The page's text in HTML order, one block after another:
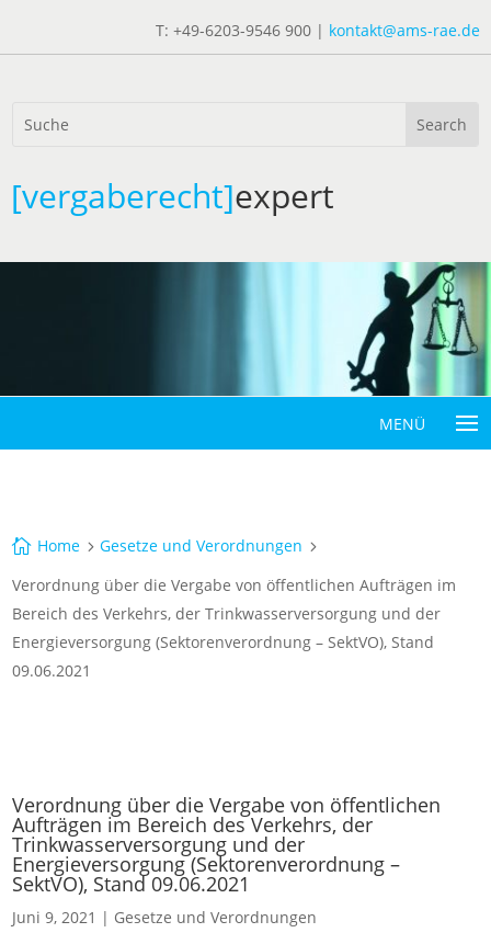
T: +49-6203-9546 900 | kontakt@ams-rae.de
[vergaberecht]expert
 Home 5Gesetze und Verordnungen 5
Verordnung über die Vergabe von öffentlichen Aufträgen im
Bereich des Verkehrs, der Trinkwasserversorgung und der
Energieversorgung (Sektorenverordnung – SektVO), Stand
09.06.2021
Verordnung über die Vergabe von öffentlichen
Aufträgen im Bereich des Verkehrs, der
Trinkwasserversorgung und der
Energieversorgung (Sektorenverordnung –
SektVO), Stand 09.06.2021
Juni 9, 2021 | Gesetze und Verordnungen